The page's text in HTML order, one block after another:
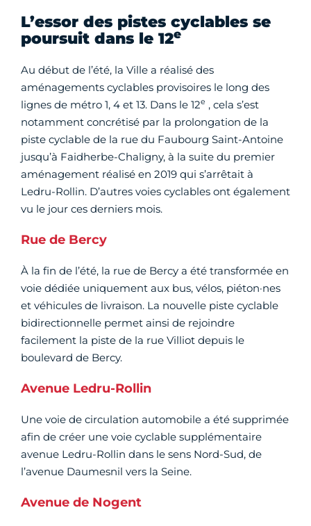
L’essor des pistes cyclables se
poursuit dans le 12e
Au début de l’été, la Ville a réalisé des
aménagements cyclables provisoires le long des
lignes de métro 1, 4 et 13. Dans le 12e , cela s’est
notamment concrétisé par la prolongation de la
piste cyclable de la rue du Faubourg Saint-Antoine
jusqu’à Faidherbe-Chaligny, à la suite du premier
aménagement réalisé en 2019 qui s’arrêtait à
Ledru-Rollin. D’autres voies cyclables ont également
vu le jour ces derniers mois.
Rue de Bercy
À la fin de l’été, la rue de Bercy a été transformée en
voie dédiée uniquement aux bus, vélos, piéton·nes
et véhicules de livraison. La nouvelle piste cyclable
bidirectionnelle permet ainsi de rejoindre
facilement la piste de la rue Villiot depuis le
boulevard de Bercy.
Avenue Ledru-Rollin
Une voie de circulation automobile a été supprimée
afin de créer une voie cyclable supplémentaire
avenue Ledru-Rollin dans le sens Nord-Sud, de
l’avenue Daumesnil vers la Seine.
Avenue de Nogent